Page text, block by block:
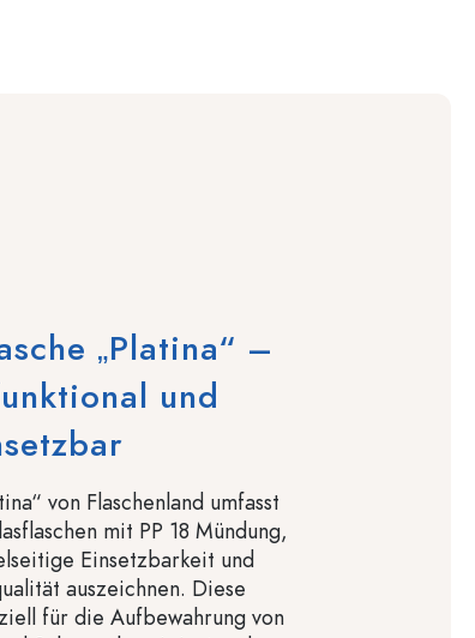
„Platina“ –
und
von Flaschenland umfasst
mit PP 18 Mündung,
Einsetzbarkeit und
auszeichnen. Diese
für die Aufbewahrung von